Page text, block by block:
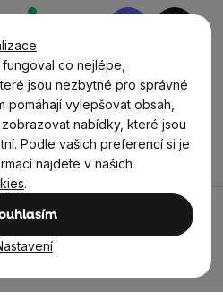
co nejlépe,
jsou nezbytné pro správné
pomáhají vylepšovat obsah,
nabídky, které jsou
Podle vašich preferencí si je
najdete v našich
.
Nákupní
Jahodové taštičky